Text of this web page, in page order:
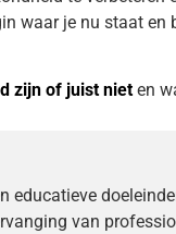
waar je nu staat en
zijn of juist niet en
van